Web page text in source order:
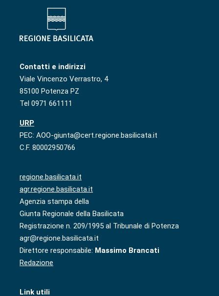
Contatti e indirizzi
Viale Vincenzo Verrastro, 4
85100 Potenza PZ
Tel 0971 661111
URP
PEC: AOO-giunta@cert.regione.basilicata.it
C.F. 80002950766
regione.basilicata.it
agr.regione.basilicata.it
Agenzia stampa della
Giunta Regionale della Basilicata
Registrazione n. 209/1995 al Tribunale di Potenza
agr@regione.basilicata.it
Direttore responsabile: Massimo Brancati
Redazione
Link utili